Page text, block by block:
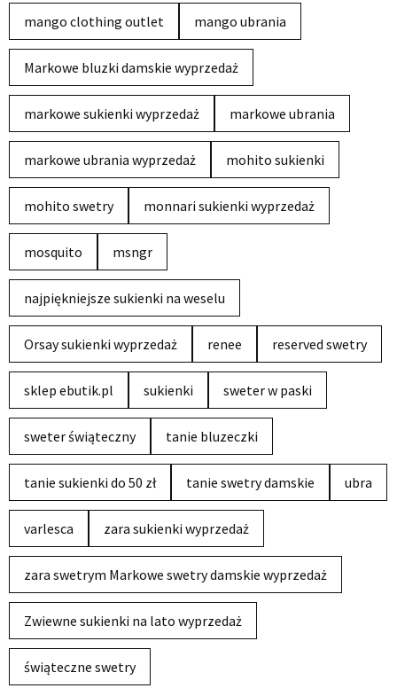
mango clothing outlet mango ubrania
Markowe bluzki damskie wyprzedaż
markowe sukienki wyprzedaż markowe ubrania
markowe ubrania wyprzedaż mohito sukienki
mohito swetry monnari sukienki wyprzedaż
mosquito msngr
najpiękniejsze sukienki na weselu
Orsay sukienki wyprzedaż renee reserved swetry
sklep ebutik.pl sukienki sweter w paski
sweter świąteczny tanie bluzeczki
tanie sukienki do 50 zł tanie swetry damskie ubra
varlesca zara sukienki wyprzedaż
zara swetrym Markowe swetry damskie wyprzedaż
Zwiewne sukienki na lato wyprzedaż
świąteczne swetry